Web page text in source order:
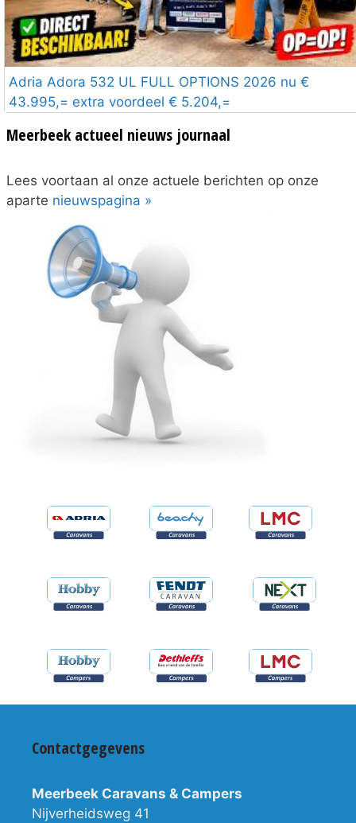
Adria Adora 532 UL FULL OPTIONS 2026 nu €
43.995,= extra voordeel € 5.204,=
Meerbeek actueel nieuws journaal
Lees voortaan al onze actuele berichten op onze
aparte nieuwspagina »
Contactgegevens
Meerbeek Caravans & Campers
Nijverheidsweg 41